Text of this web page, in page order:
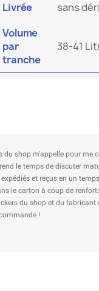
Livrée
sans
Volume
par
tranche
38-41
en plus. Je n'hésiterai